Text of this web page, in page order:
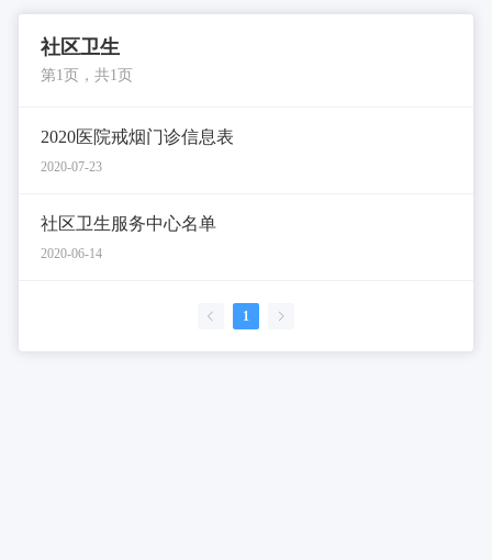
社区卫生
第1页，共1页
2020医院戒烟门诊信息表
2020-07-23
社区卫生服务中心名单
2020-06-14
1